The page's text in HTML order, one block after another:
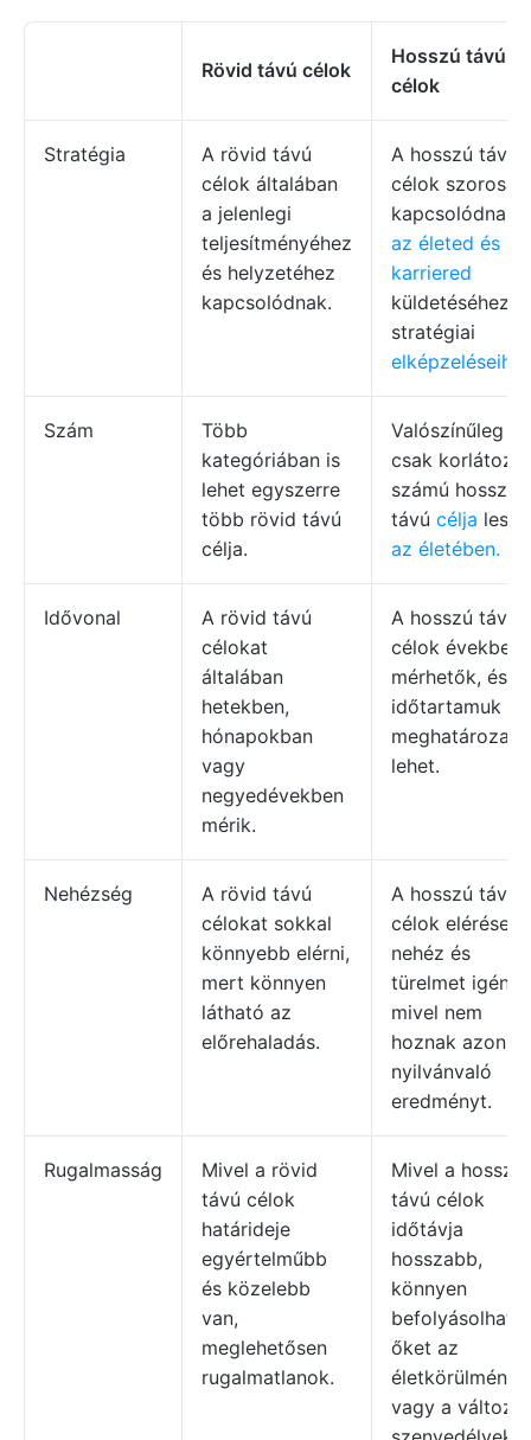
Rövid távú célok
Hosszú távú
célok
Stratégia
A rövid távú
célok általában
a jelenlegi
teljesítményéhez
és helyzetéhez
kapcsolódnak.
A hosszú távú
célok szorosan
kapcsolódnak
az életed és
karriered
küldetéséhez
stratégiai
Szám
Több
kategóriában is
lehet egyszerre
több rövid távú
célja.
Valószínűleg
csak
számú hosszú
távú célja lesz
az életében.
Idővonal
A rövid távú
célokat
általában
hetekben,
hónapokban
vagy
negyedévekben
mérik.
A hosszú távú
célok években
mérhetők, és
időtartamuk
lehet.
Nehézség
A rövid távú
célokat sokkal
könnyebb elérni,
mert könnyen
látható az
előrehaladás.
A hosszú távú
célok elérése
nehéz és
türelmet
mivel nem
hoznak
nyilvánvaló
eredményt.
Rugalmasság
Mivel a rövid
távú célok
határideje
egyértelműbb
és közelebb
van,
meglehetősen
rugalmatlanok.
Mivel a hosszú
távú célok
időtávja
hosszabb,
könnyen
őket az
vagy a változó